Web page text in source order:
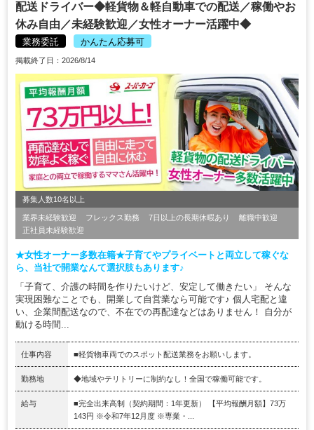
配送ドライバー◆軽貨物＆軽自動車での配送／稼働やお
休み自由／未経験歓迎／女性オーナー活躍中◆
業務委託 かんたん応募可
掲載終了日：2026/8/14
募集人数10名以上
業界未経験歓迎 フレックス勤務 7日以上の長期休暇あり
離職中歓迎
正社員未経験歓迎
★女性オーナー多数在籍★子育てやプライベートと両立して稼ぐな
ら、当社で開業なんて選択肢もあります♪
「子育て、介護の時間を作りたいけど、安定して働きたい」 そんな
実現困難なことでも、開業して自営業なら可能です♪ 個人宅配と違
い、企業間配送なので、不在での再配達などはありません！ 自分が
動ける時間...
仕事内容 ■軽貨物車両でのスポット配送業務をお願いします。
勤務地 ◆地域やテリトリーに制約なし！全国で稼働可能です。
給与
■完全出来高制（契約期間：1年更新） 【平均報酬月額】73万
143円 ※令和7年12月度 ※専業・...